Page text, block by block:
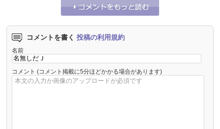
コメントを書く 投稿の利用規約
名前
コメント (コメント掲載に5分ほどかかる場合があります)